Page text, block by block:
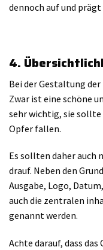
dennoch auf und prägt
4.
Bei der Gestaltung
Zwar ist eine schöne
sehr wichtig, sie
Opfer fallen.
Es sollten daher auch
drauf. Neben den
Ausgabe, Logo,
auch die zentralen
genannt werden.
Achte darauf, dass